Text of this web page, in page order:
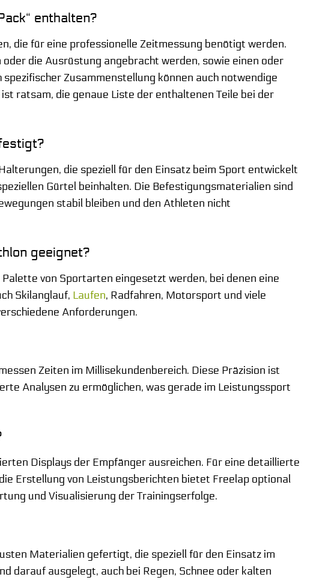
enthalten?
die für eine professionelle Zeitmessung benötigt werden.
die Ausrüstung angebracht werden, sowie einen oder
Zusammenstellung können auch notwendige
ratsam, die genaue Liste der enthaltenen Teile bei der
die speziell für den Einsatz beim Sport entwickelt
Gürtel beinhalten. Die Befestigungsmaterialien sind
stabil bleiben und den Athleten nicht
geeignet?
von Sportarten eingesetzt werden, bei denen eine
Skilanglauf, Laufen, Radfahren, Motorsport und viele
Anforderungen.
Zeiten im Millisekundenbereich. Diese Präzision ist
Analysen zu ermöglichen, was gerade im Leistungssport
Displays der Empfänger ausreichen. Für eine detaillierte
Erstellung von Leistungsberichten bietet Freelap optional
und Visualisierung der Trainingserfolge.
Materialien gefertigt, die speziell für den Einsatz im
darauf ausgelegt, auch bei Regen, Schnee oder kalten